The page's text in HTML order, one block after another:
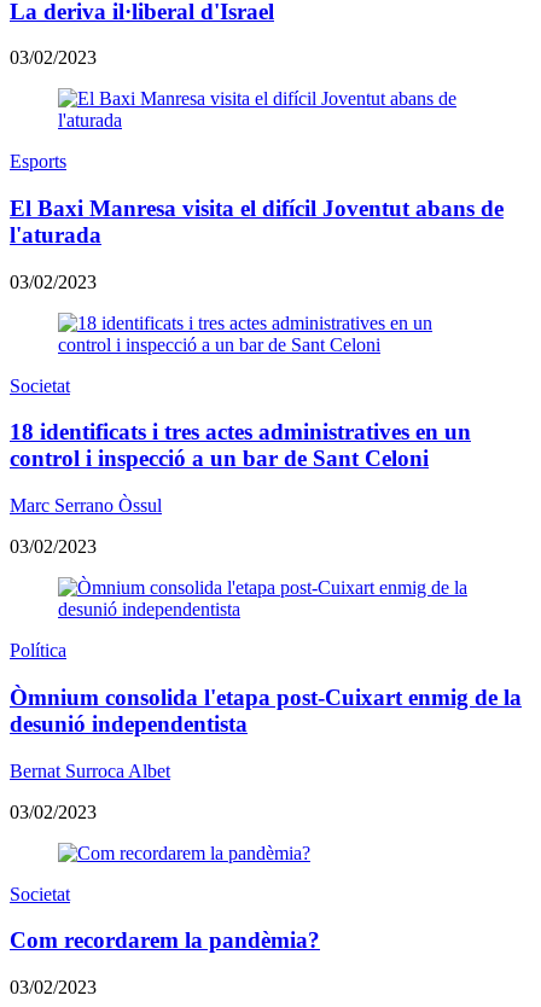
La deriva il·liberal d'Israel
03/02/2023
Esports
El Baxi Manresa visita el difícil Joventut abans de
l'aturada
03/02/2023
Societat
18 identificats i tres actes administratives en un
control i inspecció a un bar de Sant Celoni
Marc Serrano Òssul
03/02/2023
Política
Òmnium consolida l'etapa post-Cuixart enmig de la
desunió independentista
Bernat Surroca Albet
03/02/2023
Societat
Com recordarem la pandèmia?
03/02/2023